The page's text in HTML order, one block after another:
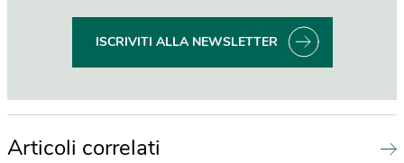
ISCRIVITI ALLA NEWSLETTER
Articoli correlati